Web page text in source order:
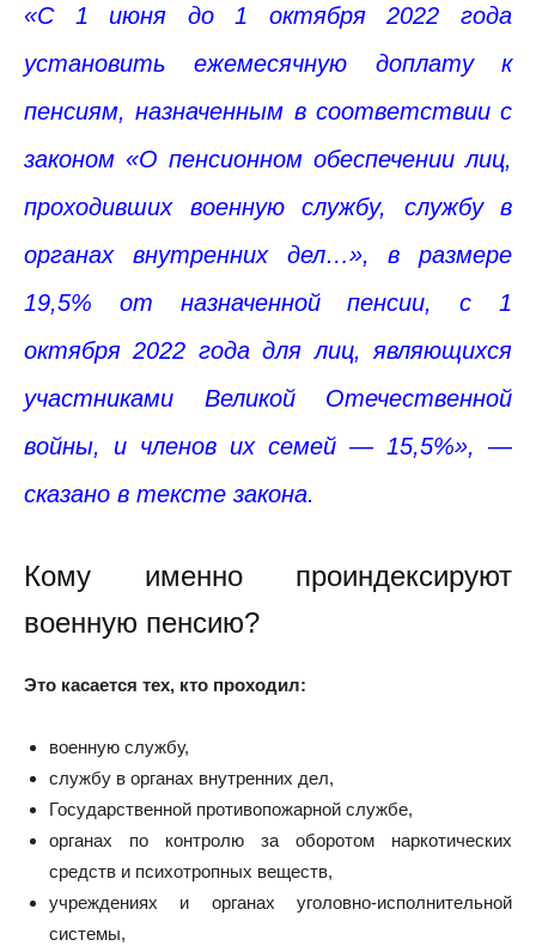
«С 1 июня до 1 октября 2022 года
установить ежемесячную доплату к
пенсиям, назначенным в соответствии с
законом «О пенсионном обеспечении лиц,
проходивших военную службу, службу в
органах внутренних дел…», в размере
19,5% от назначенной пенсии, с 1
октября 2022 года для лиц, являющихся
участниками Великой Отечественной
войны, и членов их семей — 15,5%», —
сказано в тексте закона.
Кому именно проиндексируют
военную пенсию?
Это касается тех, кто проходил:
военную службу,
службу в органах внутренних дел,
Государственной противопожарной службе,
органах по контролю за оборотом наркотических
средств и психотропных веществ,
учреждениях и органах уголовно-исполнительной
системы,